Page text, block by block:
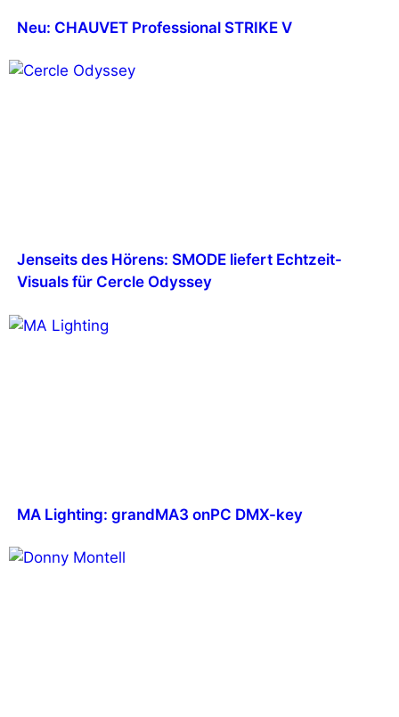
Neu: CHAUVET Professional STRIKE V
Jenseits des Hörens: SMODE liefert Echtzeit-
Visuals für Cercle Odyssey
MA Lighting: grandMA3 onPC DMX-key